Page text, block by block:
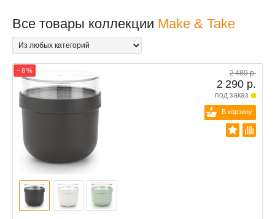
Все товары коллекции Make & Take
− 8 % 2 489 р.
2 290 р.
под заказ
В корзину